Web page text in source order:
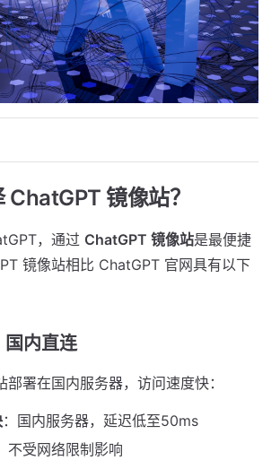
ChatGPT 镜像站？
，通过 ChatGPT 镜像站是最便捷
镜像站相比 ChatGPT 官网具有以下
国内直连
署在国内服务器，访问速度快：
：国内服务器，延迟低至50ms
不受网络限制影响